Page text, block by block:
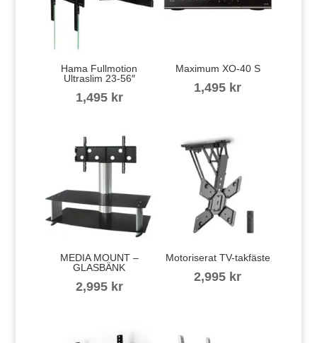
Hama Fullmotion
Ultraslim 23-56″
1,495 kr
Maximum XO-40 S
1,495 kr
MEDIA MOUNT –
GLASBÄNK
2,995 kr
Motoriserat TV-takfäste
2,995 kr